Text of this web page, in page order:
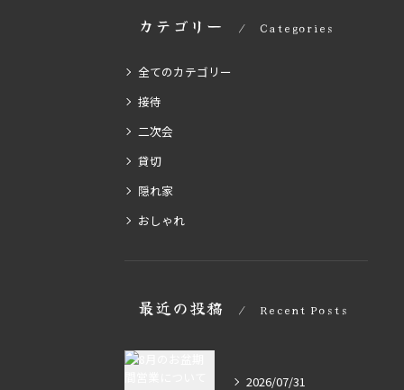
カテゴリー Categories
全てのカテゴリー
接待
二次会
貸切
隠れ家
おしゃれ
最近の投稿 Recent Posts
2026/07/31